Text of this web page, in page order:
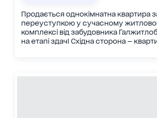
Продається однокімнатна квартира
переуступкою у сучасному
комплексі від забудовника
на етапі здачІ Східна сторона —